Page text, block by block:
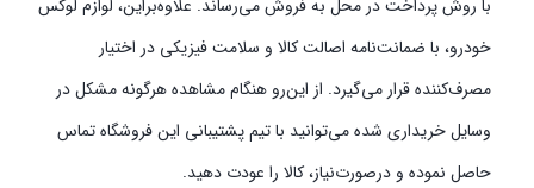
با روش پرداخت در محل به فروش می‌رساند. علاوه‌بر‌این، لوازم لوکس
خودرو، با ضمانت‌نامه اصالت کالا و سلامت فیزیکی در اختیار
مصرف‌کننده قرار می‌گیرد. از این‌رو هنگام مشاهده هرگونه مشکل در
وسایل خریداری شده می‌توانید با تیم پشتیبانی این فروشگاه تماس
حاصل نموده و در‌صورت‌نیاز، کالا را عودت دهید.